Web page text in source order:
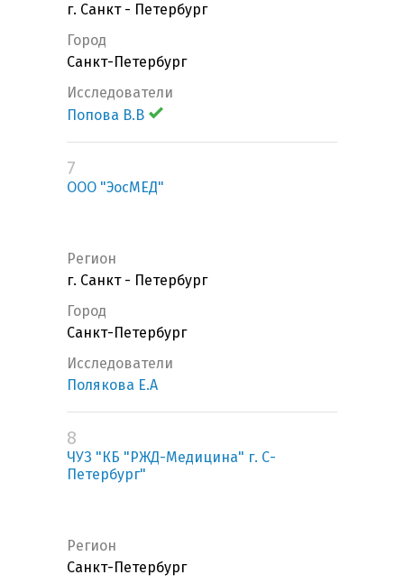
г. Санкт - Петербург
Город
Санкт-Петербург
Исследователи
Попова В.В
7
ООО "ЭосМЕД"
Регион
г. Санкт - Петербург
Город
Санкт-Петербург
Исследователи
Полякова Е.А
8
ЧУЗ "КБ "РЖД-Медицина" г. С-
Петербург"
Регион
Санкт-Петербург